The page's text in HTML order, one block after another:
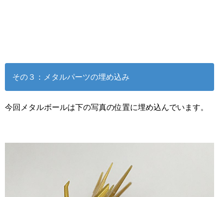
その３：メタルパーツの埋め込み
今回メタルボールは下の写真の位置に埋め込んでいます。